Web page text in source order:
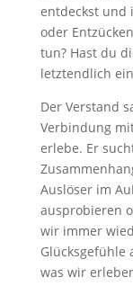
entdeckst und
oder
tun? Hast du
letztendlich
Der Verstand
Verbindung
erlebe. Er
Auslöser im
ausprobieren
wir immer
Glücksgefühle
was wir